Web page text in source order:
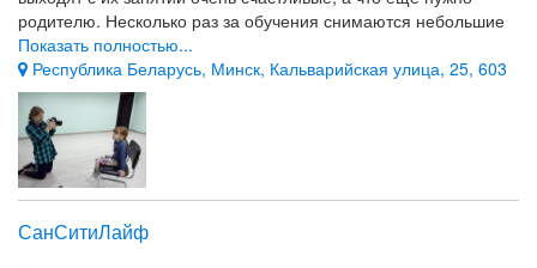
родителю. Несколько раз за обучения снимаются небольшие
ролики или передачи, всегда ждем с нетерпением.
Атмосфера
Показать полностью...
Республика Беларусь, Минск, Кальварийская улица, 25, 603
СанСитиЛайф